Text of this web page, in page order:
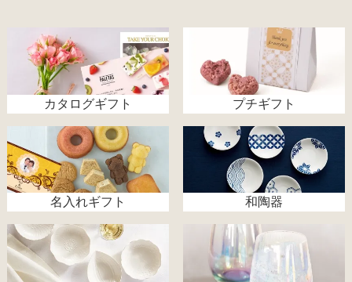
カタログギフト プチギフト
名入れギフト 和陶器